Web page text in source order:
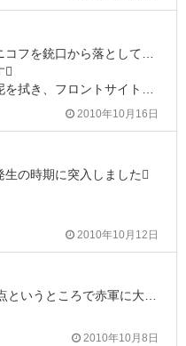

いてからしっかりと締め、サイトのぐらつきを抑えました。
2010年10月16日
の時期に突入しました
2010年10月12日
2010年10月8日